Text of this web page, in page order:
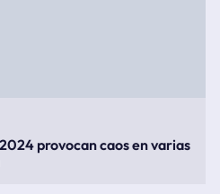
provocan caos en varias